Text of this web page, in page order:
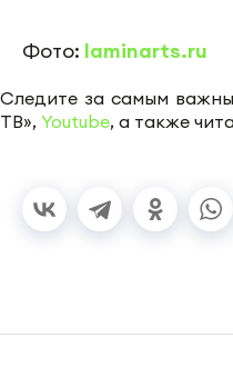
Фото: laminarts.ru
Следите за самым
ТВ», Youtube, а также